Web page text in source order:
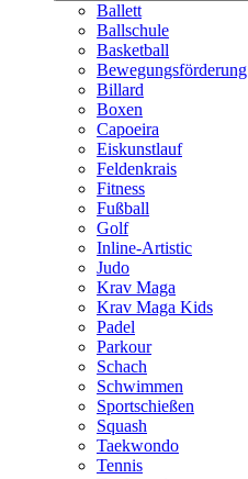
Ballett
Ballschule
Basketball
Bewegungsförderung
Billard
Boxen
Capoeira
Eiskunstlauf
Feldenkrais
Fitness
Fußball
Golf
Inline-Artistic
Judo
Krav Maga
Krav Maga Kids
Padel
Parkour
Schach
Schwimmen
Sportschießen
Squash
Taekwondo
Tennis